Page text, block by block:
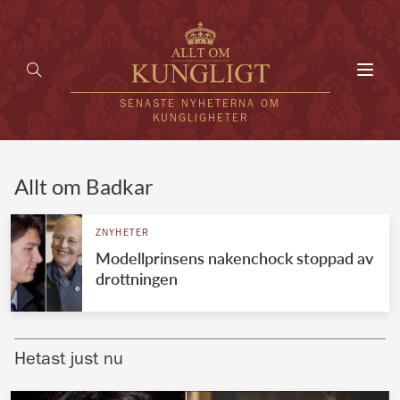
SENASTE NYHETERNA OM
KUNGLIGHETER
UTLÄNDSKT
VÄRLDENS KUNGAHUS
Brittiska kungahuset
Allt om Badkar
ZNYHETER
Modellprinsens nakenchock stoppad av
drottningen
Hetast just nu